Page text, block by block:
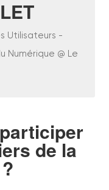
Utilisateurs -
Numérique @ Le
de la